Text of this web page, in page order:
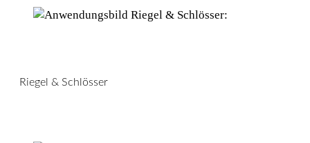
Riegel & Schlösser